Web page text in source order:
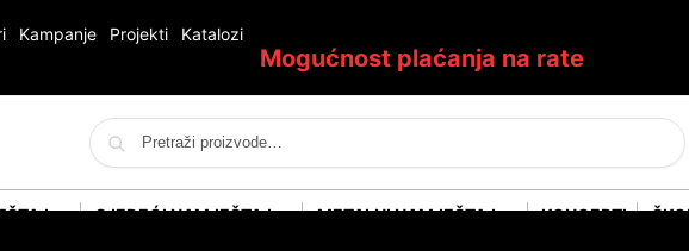
Kampanje Projekti
Katalozi
Mogućnost plaćanja na rate
Pretraži
SJEDEĆI NAMJEŠTAJ METALNI NAMJEŠTAJ KONCEPTI